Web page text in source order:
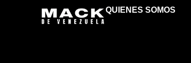
QUIENES SOMOS